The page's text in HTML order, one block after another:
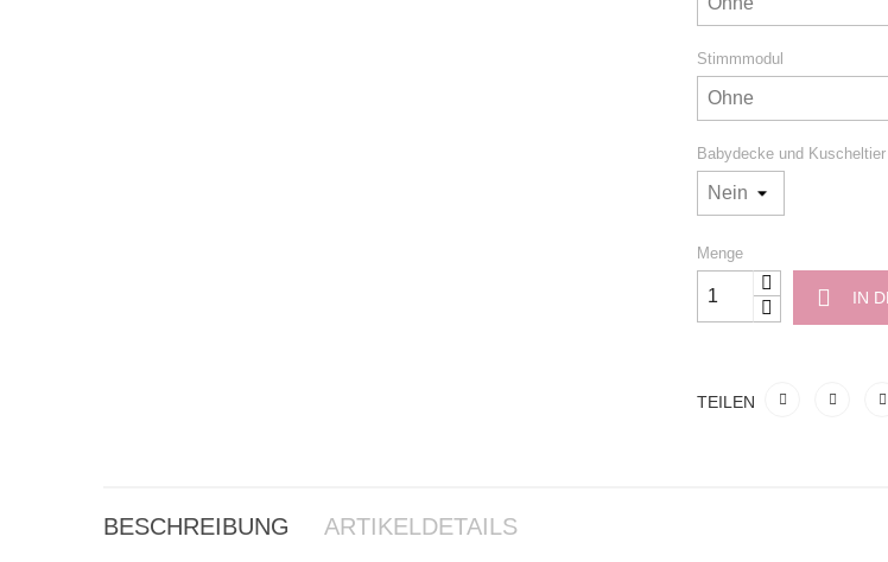
Stimmmodul
Babydecke und Kuscheltier
Menge
IN
TEILEN
BESCHREIBUNG ARTIKELDETAILS